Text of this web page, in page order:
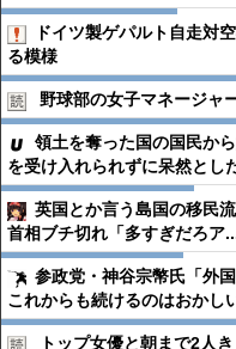
ドイツ製ゲパルト自走対
る模様
野球部の女子マネージャ
領土を奪った国の国民か
を受け入れられずに呆然とし
英国とか言う島国の移民
首相ブチ切れ「多すぎだろア
参政党・神谷宗幣氏「外
これからも続けるのはおかし
トップ女優と朝まで2人